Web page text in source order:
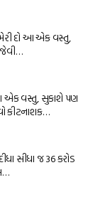
દો આ એક વસ્તુ,
આ એક વસ્તુ, સુકાશે પણ
કીટનાશક…
સીધા જ 36 કરોડ